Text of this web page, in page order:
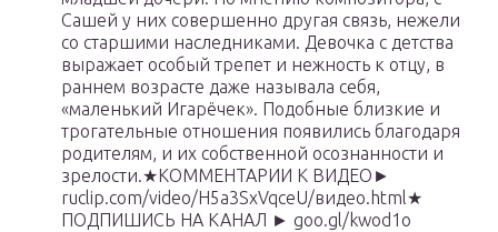
Сашей у них совершенно другая связь, нежели
со старшими наследниками. Девочка с детства
выражает особый трепет и нежность к отцу, в
раннем возрасте даже называла себя,
«маленький Игарёчек». Подобные близкие и
трогательные отношения появились благодаря
родителям, и их собственной осознанности и
зрелости.★КОММЕНТАРИИ К ВИДЕО►
ruclip.com/video/H5a3SxVqceU/видео.html★
ПОДПИШИСЬ НА КАНАЛ ► goo.gl/kwod1o